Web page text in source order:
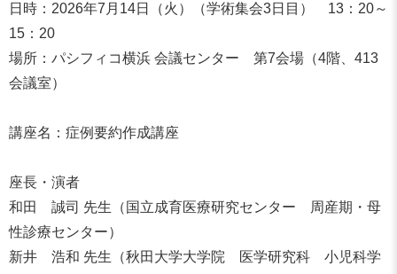
日時：2026年7月14日（火）（学術集会3日目） 13：20～
15：20
場所：パシフィコ横浜 会議センター 第7会場（4階、413
会議室）
講座名：症例要約作成講座
座長・演者
和田 誠司 先生（国立成育医療研究センター 周産期・母
性診療センター）
新井 浩和 先生（秋田大学大学院 医学研究科 小児科学